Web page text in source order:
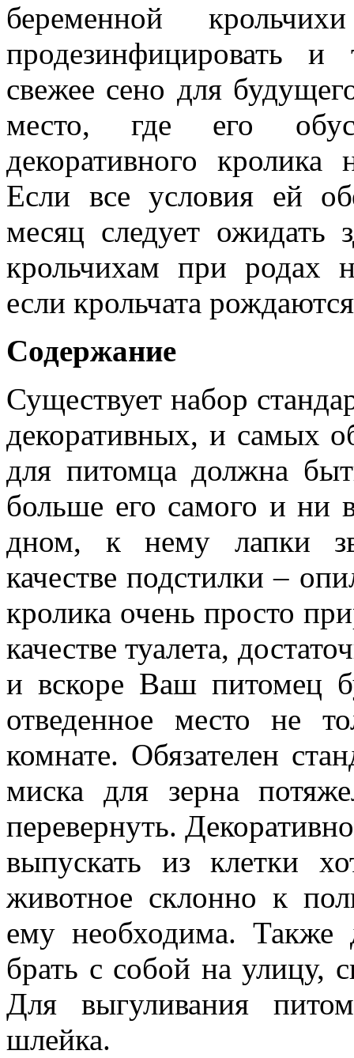
беременной
продезинфицировать
свежее сено для
место, где его
декоративного
Если все условия ей
месяц следует ожидать
крольчихам при родах
если крольчата
Содержание
Существует набор
декоративных, и самых
для питомца должна
больше его самого и ни
дном, к нему лапки
качестве подстилки –
кролика очень просто
качестве туалета,
и вскоре Ваш питомец
отведенное место не
комнате. Обязателен
миска для зерна
перевернуть.
выпускать из клетки
животное склонно к
ему необходима. Также
брать с собой на улицу,
Для выгуливания
шлейка.